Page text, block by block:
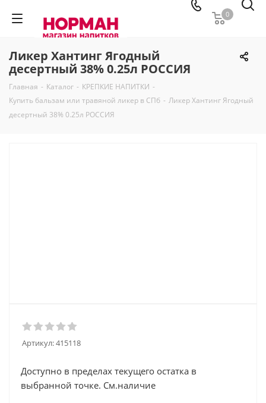
0
Ликер Хантинг Ягодный
десертный 38% 0.25л РОССИЯ
Главная - Каталог - КРЕПКИЕ НАПИТКИ -
Купить бальзам или травяной ликер в СПб - Ликер Хантинг Ягодный
десертный 38% 0.25л РОССИЯ
Артикул:415118
Доступно в пределах текущего остатка в
выбранной точке. См.наличие